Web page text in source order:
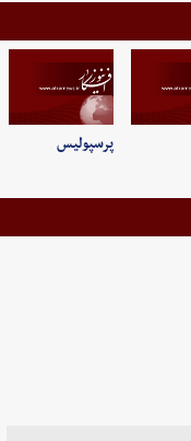
پرسپولیس